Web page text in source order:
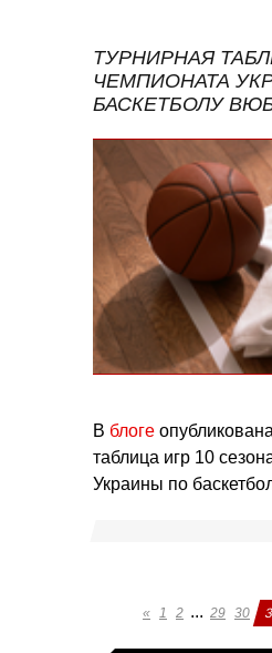
ТУРНИРНАЯ
ЧЕМПИОНАТА
БАСКЕТБОЛУ
В блоге
таблица игр 10
Украины по
« 1 2 ... 29 30